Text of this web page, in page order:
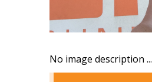
No image description ...